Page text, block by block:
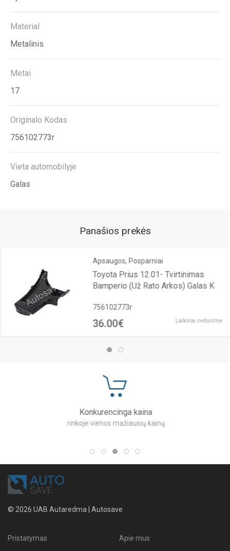
Material
Metalinis
Metai
17
Originalo Kodas
756102773r
Vieta automobilyje
Galas
Panašios prekės
Apsaugos, Posparniai
Toyota Prius 12.01- Tvirtinimas
Bamperio (Už Rato Arkos) Galas K
756102773r
36.00€ Laikinai neturime
Konkurencinga kaina
rinkoje vienos mažiausių kainų
© 2026 UAB Autaredma | Autosave
Pristatymas
Apie mus